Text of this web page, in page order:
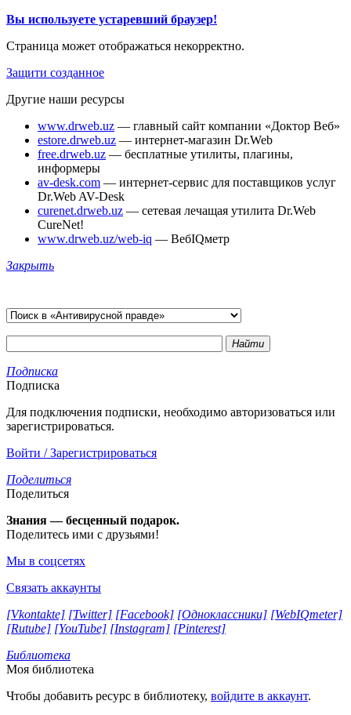
Вы используете устаревший браузер!
Страница может отображаться некорректно.
Защити созданное
Другие наши ресурсы
www.drweb.uz — главный сайт компании «Доктор Веб»
estore.drweb.uz — интернет-магазин Dr.Web
free.drweb.uz — бесплатные утилиты, плагины,
информеры
av-desk.com — интернет-сервис для поставщиков услуг
Dr.Web AV-Desk
curenet.drweb.uz — сетевая лечащая утилита Dr.Web
CureNet!
www.drweb.uz/web-iq — ВебIQметр
Закрыть
Найти
Подписка
Подписка
Для подключения подписки, необходимо авторизоваться или
зарегистрироваться.
Войти / Зарегистрироваться
Поделиться
Поделиться
Знания — бесценный подарок.
Поделитесь ими с друзьями!
Мы в соцсетях
Связать аккаунты
[Vkontakte] [Twitter] [Facebook] [Одноклассники] [WebIQmeter]
[Rutube] [YouTube] [Instagram] [Pinterest]
Библиотека
Моя библиотека
Чтобы добавить ресурс в библиотеку, войдите в аккаунт.